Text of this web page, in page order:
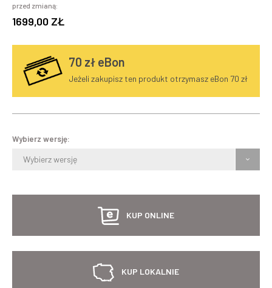
przed zmianą:
1699,00 ZŁ
70 zł eBon
Jeżeli zakupisz ten produkt otrzymasz eBon 70 zł
Wybierz wersję:
Wybierz wersję
KUP ONLINE
KUP LOKALNIE